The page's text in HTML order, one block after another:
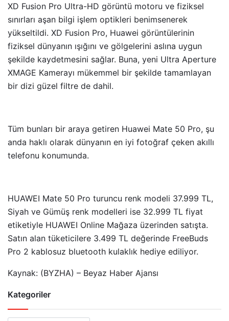
XD Fusion Pro Ultra-HD görüntü motoru ve fiziksel
sınırları aşan bilgi işlem optikleri benimsenerek
yükseltildi. XD Fusion Pro, Huawei görüntülerinin
fiziksel dünyanın ışığını ve gölgelerini aslına uygun
şekilde kaydetmesini sağlar. Buna, yeni Ultra Aperture
XMAGE Kamerayı mükemmel bir şekilde tamamlayan
bir dizi güzel filtre de dahil.
Tüm bunları bir araya getiren Huawei Mate 50 Pro, şu
anda haklı olarak dünyanın en iyi fotoğraf çeken akıllı
telefonu konumunda.
HUAWEI Mate 50 Pro turuncu renk modeli 37.999 TL,
Siyah ve Gümüş renk modelleri ise 32.999 TL fiyat
etiketiyle HUAWEI Online Mağaza üzerinden satışta.
Satın alan tüketicilere 3.499 TL değerinde FreeBuds
Pro 2 kablosuz bluetooth kulaklık hediye ediliyor.
Kaynak: (BYZHA) – Beyaz Haber Ajansı
Kategoriler